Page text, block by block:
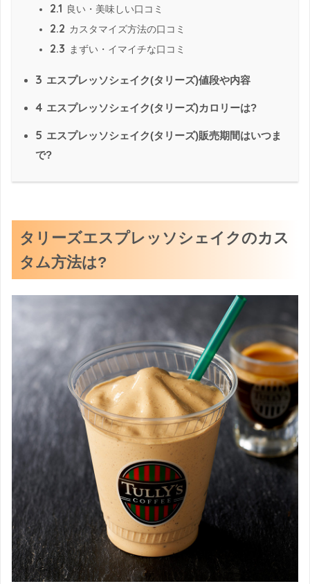
2.1 良い・美味しい口コミ
2.2 カスタマイズ方法の口コミ
2.3 まずい・イマイチな口コミ
3 エスプレッソシェイク(タリーズ)値段や内容
4 エスプレッソシェイク(タリーズ)カロリーは?
5 エスプレッソシェイク(タリーズ)販売期間はいつま
で?
タリーズエスプレッソシェイクのカス
タム方法は?